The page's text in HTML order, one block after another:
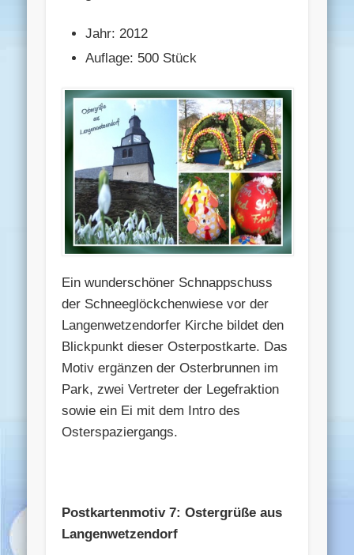
Jahr: 2012
Auflage: 500 Stück
Ein wunderschöner Schnappschuss
der Schneeglöckchenwiese vor der
Langenwetzendorfer Kirche bildet den
Blickpunkt dieser Osterpostkarte. Das
Motiv ergänzen der Osterbrunnen im
Park, zwei Vertreter der Legefraktion
sowie ein Ei mit dem Intro des
Osterspaziergangs.
Postkartenmotiv 7: Ostergrüße aus
Langenwetzendorf